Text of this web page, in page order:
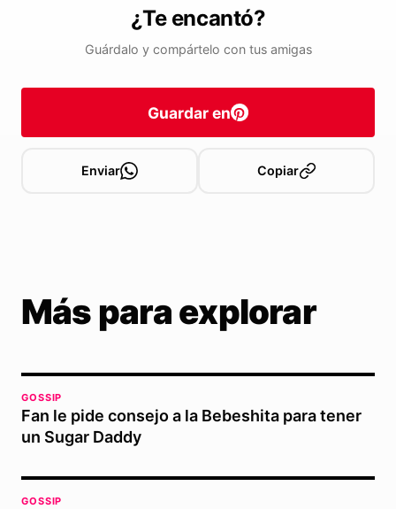
¿Te encantó?
Guárdalo y compártelo con tus amigas
Guardar en
Enviar Copiar
Más para explorar
GOSSIP
Fan le pide consejo a la Bebeshita para tener
un Sugar Daddy
GOSSIP